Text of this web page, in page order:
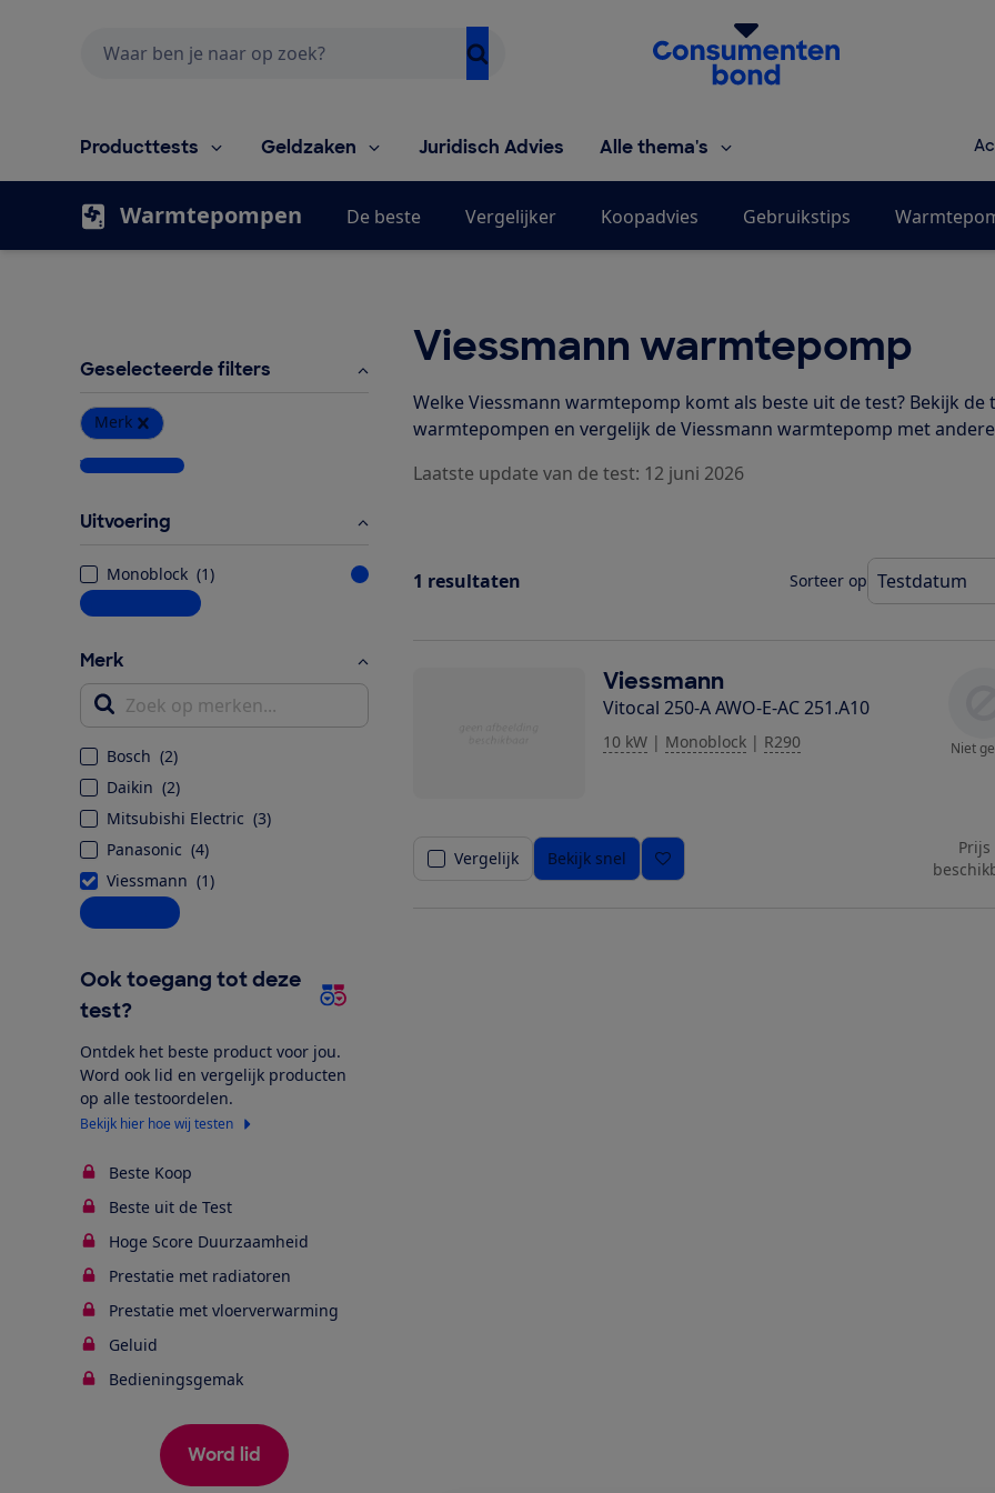
Homepage van de Consumentenbond
Producttests Geldzaken Juridisch Advies Alle thema's
Warmtepompen De beste Vergelijker Koopadvies Gebruikstips
Geselecteerde filters
Merk
Wis alle filters
Uitvoering
Monoblock (1)
Meer informatie
Merk
Zoek op merken...
Bosch (2)
Daikin (2)
Mitsubishi Electric (3)
Panasonic (4)
Viessmann (1)
Alle opties
Ook toegang tot deze
test?
Ontdek het beste product voor jou.
Word ook lid en vergelijk producten
op alle testoordelen.
Bekijk hier hoe wij testen
Beste Koop
Beste uit de Test
Hoge Score Duurzaamheid
Prestatie met radiatoren
Prestatie met vloerverwarming
Geluid
Bedieningsgemak
Word lid
Viessmann warmtepomp
Welke Viessmann warmtepomp komt als beste uit de test? Bekijk
warmtepompen en vergelijk de Viessmann warmtepomp met
Laatste update van de test: 12 juni 2026
1 resultaten Sorteer op
Viessmann
Vitocal 250-A AWO-E-AC 251.A10
10 kW | Monoblock | R290 Niet
Vergelijk Bekijk snel